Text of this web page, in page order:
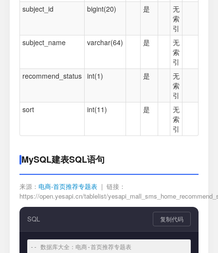
subject_id
bigint(20) 是
无
索
引
subject_name
varchar(64) 是
无
索
引
recommend_status int(1) 是
无
索
引
sort
int(11) 是
无
索
引
MySQL建表SQL语句
来源： 电商-首页推荐专题表 | 链接：
https://open.yesapi.cn/tablelist/
SQL 复制代码
-- 数据库大全：电商-首页推荐专题表